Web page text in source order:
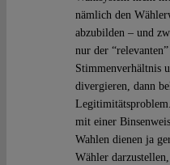
nämlich den
abzubilden – und
nur der
Stimmenverhältnis
divergieren, dann
mit einer
Wahlen dienen ja
Wähler